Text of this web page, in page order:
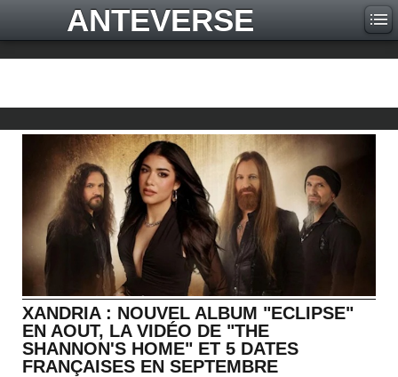
ANTEVERSE
XANDRIA : NOUVEL ALBUM "ECLIPSE"
EN AOUT, LA VIDÉO DE "THE
SHANNON'S HOME" ET 5 DATES
FRANÇAISES EN SEPTEMBRE